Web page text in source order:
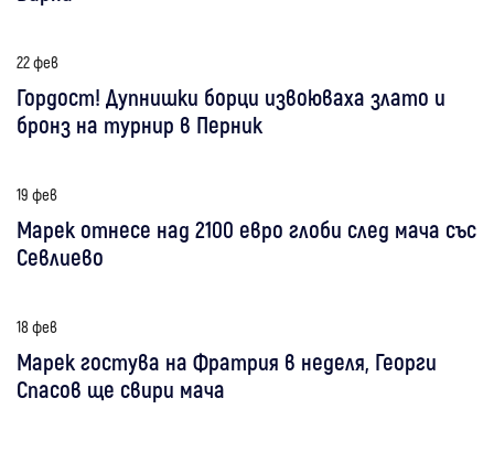
22 фев
Гордост! Дупнишки борци извоюваха злато и
бронз на турнир в Перник
19 фев
Марек отнесе над 2100 евро глоби след мача със
Севлиево
18 фев
Марек гостува на Фратрия в неделя, Георги
Спасов ще свири мача